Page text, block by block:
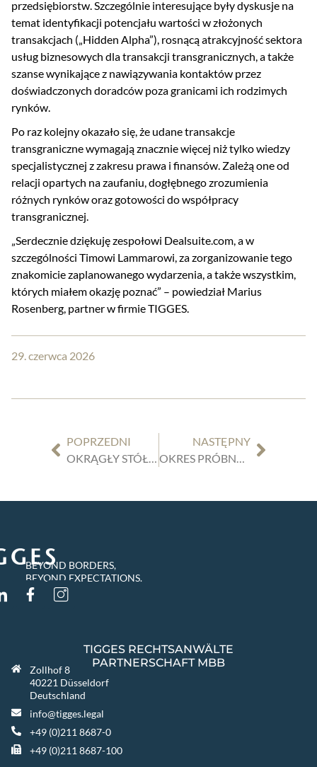
przedsiębiorstw. Szczególnie interesujące były dyskusje na
temat identyfikacji potencjału wartości w złożonych
transakcjach („Hidden Alpha”), rosnącą atrakcyjność sektora
usług biznesowych dla transakcji transgranicznych, a także
szanse wynikające z nawiązywania kontaktów przez
doświadczonych doradców poza granicami ich rodzimych
rynków.
Po raz kolejny okazało się, że udane transakcje
transgraniczne wymagają znacznie więcej niż tylko wiedzy
specjalistycznej z zakresu prawa i finansów. Zależą one od
relacji opartych na zaufaniu, dogłębnego zrozumienia
różnych rynków oraz gotowości do współpracy
transgranicznej.
„Serdecznie dziękuję zespołowi Dealsuite.com, a w
szczególności Timowi Lammarowi, za zorganizowanie tego
znakomicie zaplanowanego wydarzenia, a także wszystkim,
których miałem okazję poznać” – powiedział Marius
Rosenberg, partner w firmie TIGGES.
29. czerwca 2026
POPRZEDNI
OKRĄGŁY STÓŁ BVMW „BUDOWNICTWO I NIERUCHOMOŚCI” W FIRMIE TIGGES
NASTĘPNY
OKRES PRÓBNY W PRZYPADKU UMÓW O PRACĘ NA CZAS OKREŚLONY: BRAK „OGÓLNEJ ZASADY”
BEYOND BORDERS,
BEYOND EXPECTATIONS.
TIGGES RECHTSANWÄLTE
PARTNERSCHAFT MBB
Zollhof 8
40221 Düsseldorf
Deutschland
info@tigges.legal
+49 (0)211 8687-0
+49 (0)211 8687-100